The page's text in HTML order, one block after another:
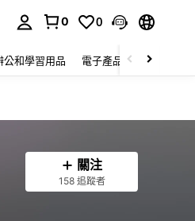
0 0
公和學習用品 電子產品 玩具
關注
158 追蹤者